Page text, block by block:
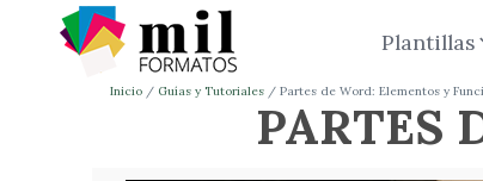
Plantillas
Inicio Guías y Tutoriales Partes de Word: Elementos y
PARTES